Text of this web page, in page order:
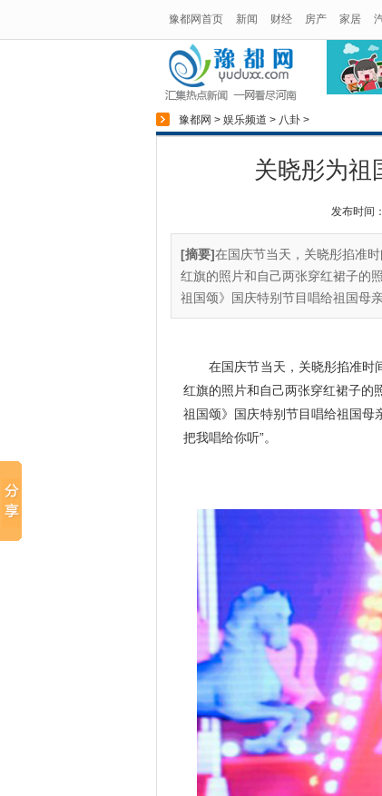
豫都网首页 新闻 财经 房产 家居
豫都网 > 娱乐频道 > 八卦 >
关晓彤为祖
发布时间
[摘要]在国庆节当天，关晓彤掐准
红旗的照片和自己两张穿红裙子的
祖国颂》国庆特别节目唱给祖国母
在国庆节当天，关晓彤掐准时
红旗的照片和自己两张穿红裙子的
祖国颂》国庆特别节目唱给祖国母
把我唱给你听”。